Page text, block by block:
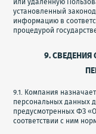
установленный
информацию в
процедурой
9.
9.1. Компания
персональных данных
предусмотренных ФЗ
соответствии с ним